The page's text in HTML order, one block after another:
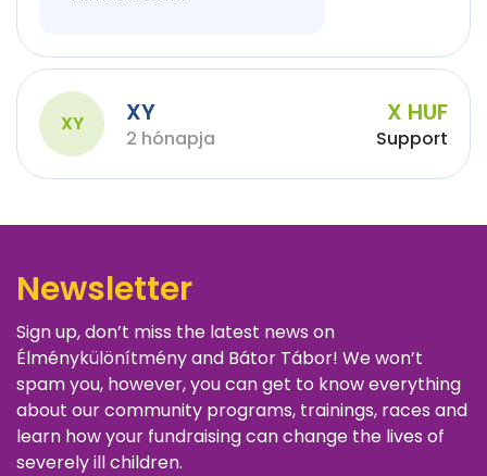
XY XY
2 hónapja
X HUF
Support
Newsletter
Sign up, don’t miss the latest news on
Élménykülönítmény and Bátor Tábor! We won’t
spam you, however, you can get to know everything
about our community programs, trainings, races and
learn how your fundraising can change the lives of
severely ill children.